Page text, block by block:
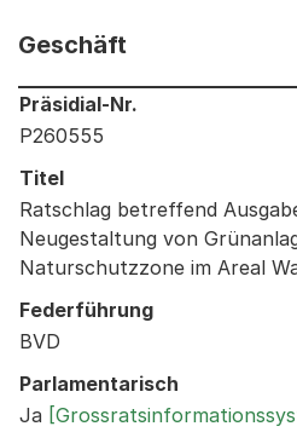
Geschäft
Informationen zum
Präsidial-Nr.
P260555
Titel
Ratschlag betreffend
Neugestaltung von
Naturschutzzone im Areal
Federführung
BVD
Parlamentarisch
Ja